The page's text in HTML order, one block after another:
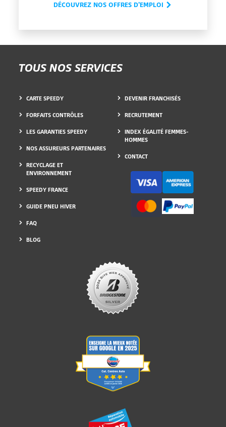
DÉCOUVREZ NOS OFFRES D'EMPLOI
TOUS NOS SERVICES
CARTE SPEEDY
FORFAITS CONTRÔLES
LES GARANTIES SPEEDY
NOS ASSUREURS PARTENAIRES
RECYCLAGE ET
ENVIRONNEMENT
SPEEDY FRANCE
GUIDE PNEU HIVER
FAQ
BLOG
DEVENIR FRANCHISÉS
RECRUTEMENT
INDEX ÉGALITÉ FEMMES-
HOMMES
CONTACT